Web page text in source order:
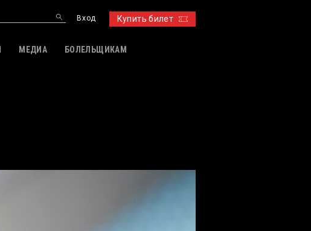
Купить билет
Вход
МЕДИА БОЛЕЛЬЩИКАМ